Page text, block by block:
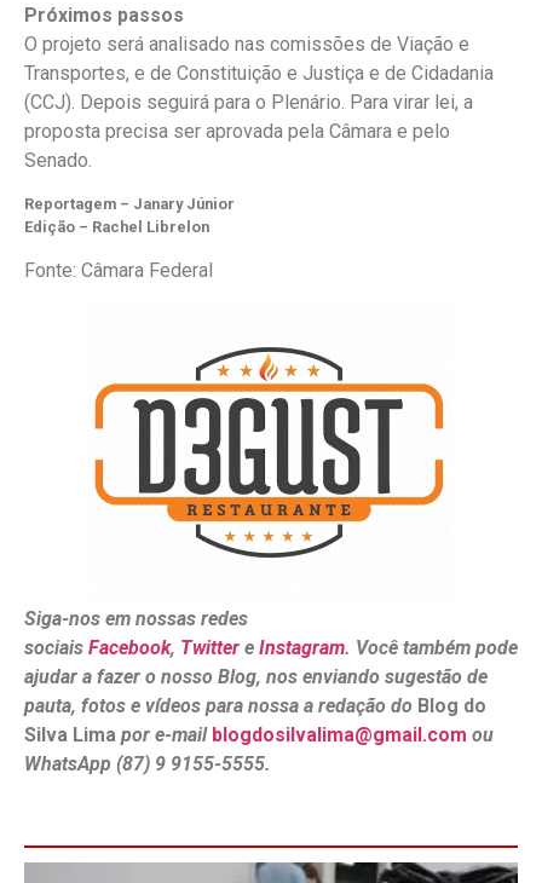
Próximos passos
O projeto será analisado nas comissões de Viação e
Transportes, e de Constituição e Justiça e de Cidadania
(CCJ). Depois seguirá para o Plenário. Para virar lei, a
proposta precisa ser aprovada pela Câmara e pelo
Senado.
Reportagem – Janary Júnior
Edição – Rachel Librelon
Fonte: Câmara Federal
Siga-nos em nossas redes
sociais Facebook, Twitter e Instagram. Você também pode
ajudar a fazer o nosso Blog, nos enviando sugestão de
pauta, fotos e vídeos para nossa a redação do Blog do
Silva Lima por e-mail blogdosilvalima@gmail.com ou
WhatsApp (87) 9 9155-5555.